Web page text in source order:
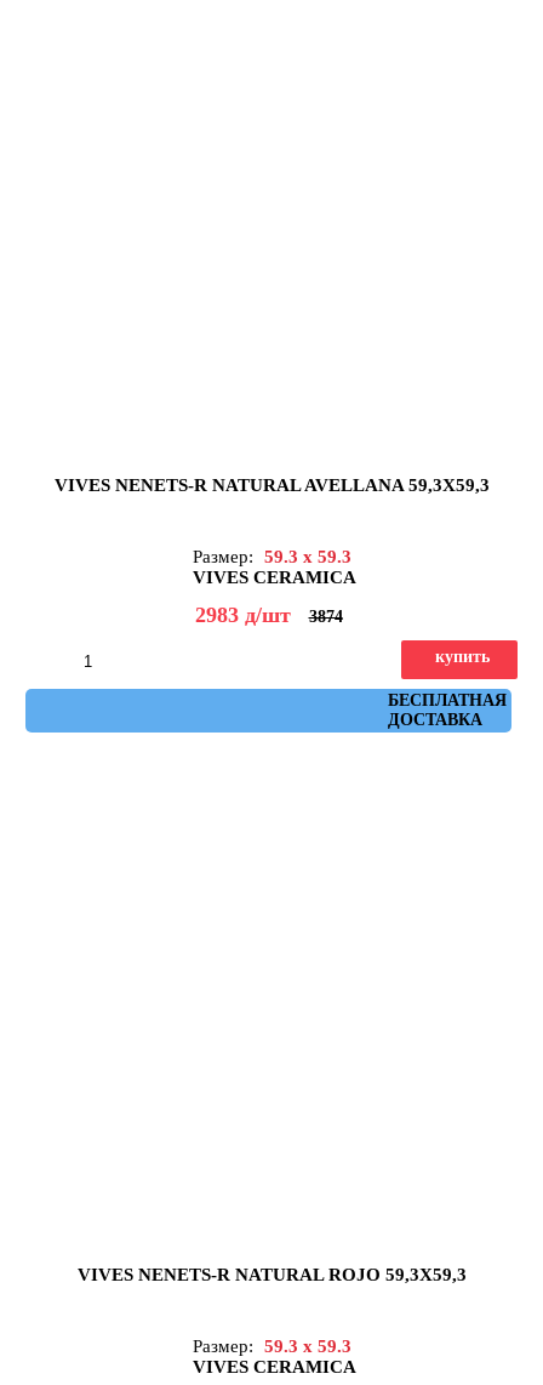
VIVES NENETS-R NATURAL AVELLANA 59,3X59,3
Размер:
59.3 x 59.3
VIVES CERAMICA
2983 д/шт 3874
БЕСПЛАТНАЯ
ДОСТАВКА
купить
Артикул: nenets_r_natural_avellana_59,3x59,3
VIVES NENETS-R NATURAL ROJO 59,3X59,3
Размер:
59.3 x 59.3
VIVES CERAMICA